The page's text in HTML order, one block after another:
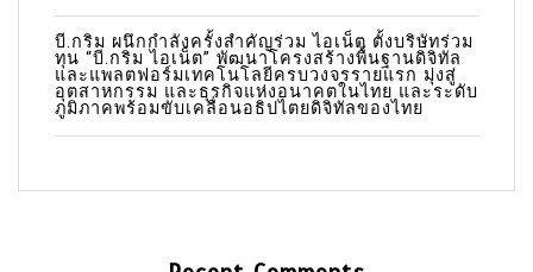
บี.กริม ผนึกกำลังครั้งสำคัญร่วม ไอเน็ต ตั้งบริษัทร่วม
ทุน “บี.กริม ไอเน็ต” พัฒนาโครงสร้างพื้นฐานดิจิทัล
และแพลตฟอร์มเทคโนโลยีครบวงจรรายแรก มุ่งสู่
อุตสาหกรรม และธุรกิจแห่งอนาคตในไทย และระดับ
ภูมิภาคพร้อมขับเคลื่อนอธิปไตยดิจิทัลของไทย